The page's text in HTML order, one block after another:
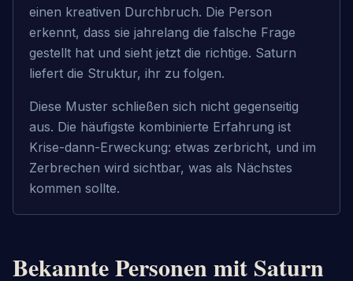
einen kreativen Durchbruch. Die Person
erkennt, dass sie jahrelang die falsche Frage
gestellt hat und sieht jetzt die richtige. Saturn
liefert die Struktur, ihr zu folgen.
Diese Muster schließen sich nicht gegenseitig
aus. Die häufigste kombinierte Erfahrung ist
Krise-dann-Erweckung: etwas zerbricht, und im
Zerbrechen wird sichtbar, was als Nächstes
kommen sollte.
Bekannte Personen mit Saturn